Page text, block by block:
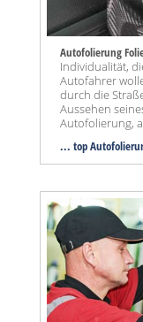
Autofolierung
Individualität,
Autofahrer
durch die
Aussehen
Autofolierung,
... top